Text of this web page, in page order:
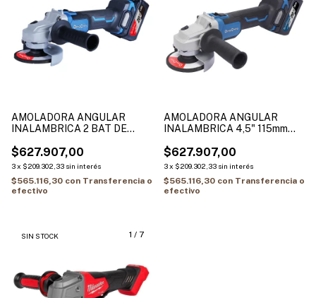
AMOLADORA ANGULAR
INALAMBRICA 2 BAT DE
CHENG DCSM03-125-EM
$627.907,00
3x $209.302,33 sin interés
$565.116,30 con Transferencia o
efectivo
AMOLADORA ANGULAR
INALAMBRICA 4,5" 115mm
2 BAT 4AH + CARG DCSM03-
115-EM
$627.907,00
3x $209.302,33 sin interés
$565.116,30 con Transferencia o
efectivo
1 / 7
SIN STOCK